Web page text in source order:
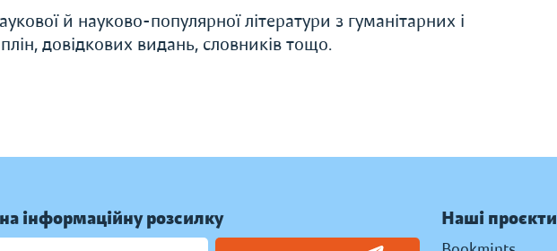
й науково-популярної літератури з гуманітарних і
довідкових видань, словників тощо.
інформаційну розсилку Наші проєкти